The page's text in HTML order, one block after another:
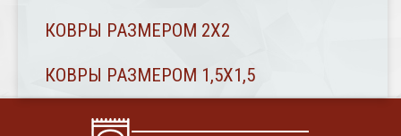
КОВРЫ РАЗМЕРОМ 2Х2
КОВРЫ РАЗМЕРОМ 1,5Х1,5